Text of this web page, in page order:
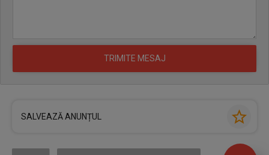
SALVEAZĂ ANUNȚUL